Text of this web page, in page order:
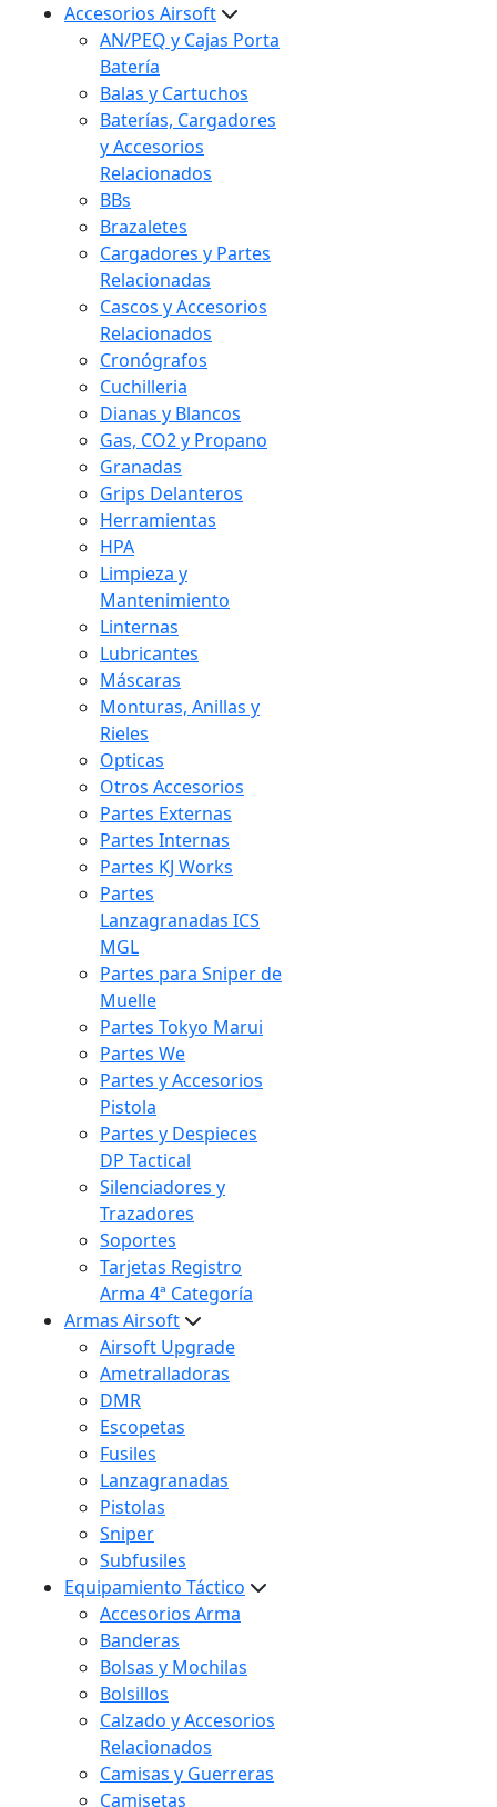
Accesorios Airsoft
AN/PEQ y Cajas Porta
Batería
Balas y Cartuchos
Baterías, Cargadores
y Accesorios
Relacionados
BBs
Brazaletes
Cargadores y Partes
Relacionadas
Cascos y Accesorios
Relacionados
Cronógrafos
Cuchilleria
Dianas y Blancos
Gas, CO2 y Propano
Granadas
Grips Delanteros
Herramientas
HPA
Limpieza y
Mantenimiento
Linternas
Lubricantes
Máscaras
Monturas, Anillas y
Rieles
Opticas
Otros Accesorios
Partes Externas
Partes Internas
Partes KJ Works
Partes
Lanzagranadas ICS
MGL
Partes para Sniper de
Muelle
Partes Tokyo Marui
Partes We
Partes y Accesorios
Pistola
Partes y Despieces
DP Tactical
Silenciadores y
Trazadores
Soportes
Tarjetas Registro
Arma 4ª Categoría
Armas Airsoft
Airsoft Upgrade
Ametralladoras
DMR
Escopetas
Fusiles
Lanzagranadas
Pistolas
Sniper
Subfusiles
Equipamiento Táctico
Accesorios Arma
Banderas
Bolsas y Mochilas
Bolsillos
Calzado y Accesorios
Relacionados
Camisas y Guerreras
Camisetas